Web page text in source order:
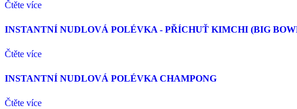
Čtěte více
INSTANTNÍ NUDLOVÁ POLÉVKA - PŘÍCHUŤ KIMCHI (BIG
Čtěte více
INSTANTNÍ NUDLOVÁ POLÉVKA CHAMPONG
Čtěte více